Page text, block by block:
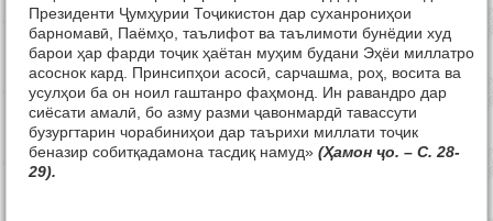
Президенти Ҷумҳурии Тоҷикистон дар суханрониҳои
барномавӣ, Паёмҳо, таълифот ва таълимоти бунёдии худ
барои ҳар фарди тоҷик ҳаётан муҳим будани Эҳёи миллатро
асоснок кард. Принсипҳои асосӣ, сарчашма, роҳ, восита ва
усулҳои ба он ноил гаштанро фаҳмонд. Ин равандро дар
сиёсати амалӣ, бо азму разми ҷавонмардӣ тавассути
бузургтарин чорабиниҳои дар таърихи миллати тоҷик
беназир собитқадамона тасдиқ намуд» (Ҳамон ҷо. – С. 28-
29).